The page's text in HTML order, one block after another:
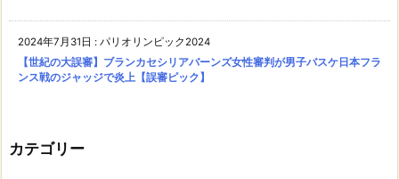
2024年7月31日 : パリオリンピック2024
【世紀の大誤審】ブランカセシリアバーンズ女性審判が男子バスケ日本フラ
ンス戦のジャッジで炎上【誤審ピック】
カテゴリー